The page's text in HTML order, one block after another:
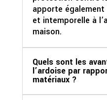
apporte
et intemporelle à
maison.
Quels sont les
l’ardoise par
matériaux ?